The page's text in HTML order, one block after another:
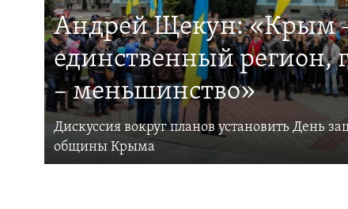
Андрей Щекун: «Крым
единственный регион,
– меньшинство»
Дискуссия вокруг планов установить День
общины Крыма